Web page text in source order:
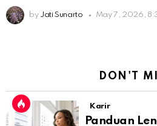
by Jati Sunarto May 7, 2026,
DON'T
Karir
Panduan